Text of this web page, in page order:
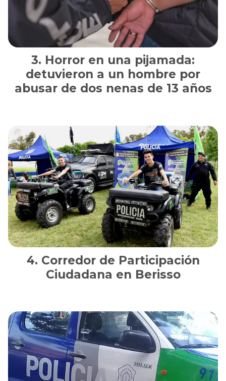
Horror en una pijamada:
detuvieron a un hombre por
abusar de dos nenas de 13 años
Corredor de Participación
Ciudadana en Berisso